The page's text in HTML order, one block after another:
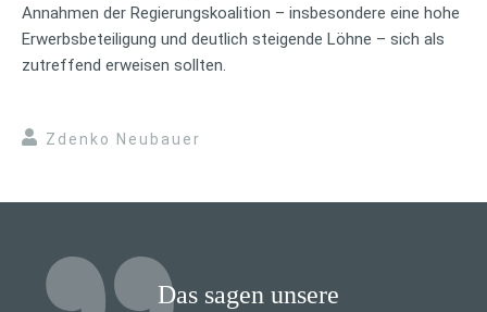
Annahmen der Regierungskoalition – insbesondere eine hohe
Erwerbsbeteiligung und deutlich steigende Löhne – sich als
zutreffend erweisen sollten.
Zdenko Neubauer
Das sagen unsere